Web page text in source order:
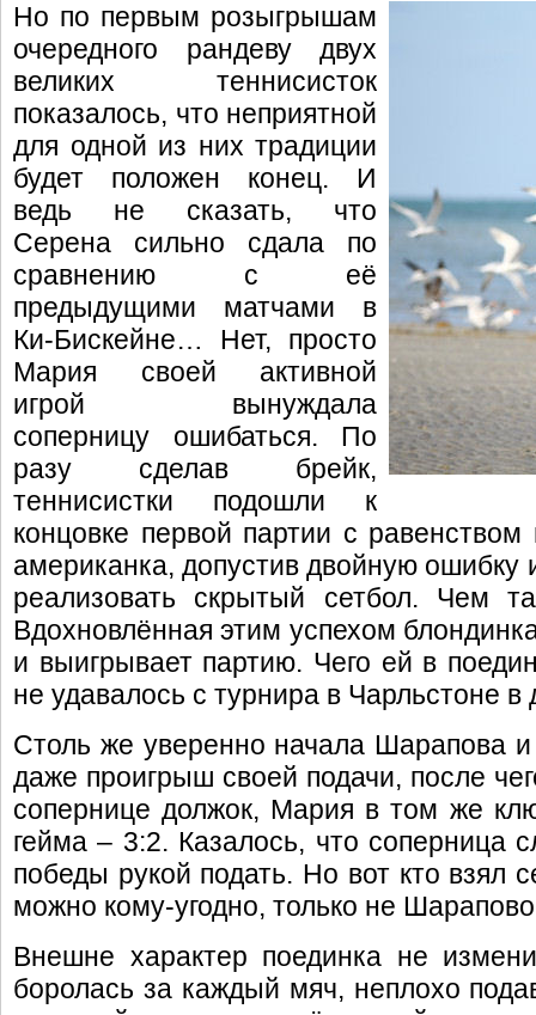
Но по первым розыгрышам
очередного рандеву двух
великих теннисисток
показалось, что неприятной
для одной из них традиции
будет положен конец. И
ведь не сказать, что
Серена сильно сдала по
сравнению с её
предыдущими матчами в
Ки-Бискейне… Нет, просто
Мария своей активной
игрой вынуждала
соперницу ошибаться. По
разу сделав брейк,
теннисистки подошли к
концовке первой партии с
американка, допустив двойную ошибку
реализовать скрытый сетбол. Чем
Вдохновлённая этим успехом
и выигрывает партию. Чего ей в
не удавалось с турнира в Чарльстоне в
Столь же уверенно начала Шарапова
даже проигрыш своей подачи, после
сопернице должок, Мария в том же
гейма – 3:2. Казалось, что соперница
победы рукой подать. Но вот кто взял
можно кому-угодно, только не
Внешне характер поединка не
боролась за каждый мяч, неплохо